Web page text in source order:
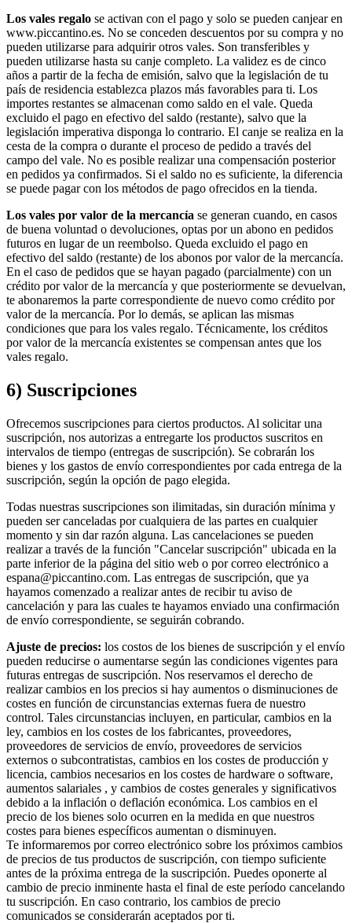
Los vales regalo se activan con el pago y solo se pueden canjear en
www.piccantino.es. No se conceden descuentos por su compra y no
pueden utilizarse para adquirir otros vales. Son transferibles y
pueden utilizarse hasta su canje completo. La validez es de cinco
años a partir de la fecha de emisión, salvo que la legislación de tu
país de residencia establezca plazos más favorables para ti. Los
importes restantes se almacenan como saldo en el vale. Queda
excluido el pago en efectivo del saldo (restante), salvo que la
legislación imperativa disponga lo contrario. El canje se realiza en la
cesta de la compra o durante el proceso de pedido a través del
campo del vale. No es posible realizar una compensación posterior
en pedidos ya confirmados. Si el saldo no es suficiente, la diferencia
se puede pagar con los métodos de pago ofrecidos en la tienda.
Los vales por valor de la mercancía se generan cuando, en casos
de buena voluntad o devoluciones, optas por un abono en pedidos
futuros en lugar de un reembolso. Queda excluido el pago en
efectivo del saldo (restante) de los abonos por valor de la mercancía.
En el caso de pedidos que se hayan pagado (parcialmente) con un
crédito por valor de la mercancía y que posteriormente se devuelvan,
te abonaremos la parte correspondiente de nuevo como crédito por
valor de la mercancía. Por lo demás, se aplican las mismas
condiciones que para los vales regalo. Técnicamente, los créditos
por valor de la mercancía existentes se compensan antes que los
vales regalo.
6) Suscripciones
Ofrecemos suscripciones para ciertos productos. Al solicitar una
suscripción, nos autorizas a entregarte los productos suscritos en
intervalos de tiempo (entregas de suscripción). Se cobrarán los
bienes y los gastos de envío correspondientes por cada entrega de la
suscripción, según la opción de pago elegida.
Todas nuestras suscripciones son ilimitadas, sin duración mínima y
pueden ser canceladas por cualquiera de las partes en cualquier
momento y sin dar razón alguna. Las cancelaciones se pueden
realizar a través de la función "Cancelar suscripción" ubicada en la
parte inferior de la página del sitio web o por correo electrónico a
espana@piccantino.com. Las entregas de suscripción, que ya
hayamos comenzado a realizar antes de recibir tu aviso de
cancelación y para las cuales te hayamos enviado una confirmación
de envío correspondiente, se seguirán cobrando.
Ajuste de precios: los costos de los bienes de suscripción y el envío
pueden reducirse o aumentarse según las condiciones vigentes para
futuras entregas de suscripción. Nos reservamos el derecho de
realizar cambios en los precios si hay aumentos o disminuciones de
costes en función de circunstancias externas fuera de nuestro
control. Tales circunstancias incluyen, en particular, cambios en la
ley, cambios en los costes de los fabricantes, proveedores,
proveedores de servicios de envío, proveedores de servicios
externos o subcontratistas, cambios en los costes de producción y
licencia, cambios necesarios en los costes de hardware o software,
aumentos salariales , y cambios de costes generales y significativos
debido a la inflación o deflación económica. Los cambios en el
precio de los bienes solo ocurren en la medida en que nuestros
costes para bienes específicos aumentan o disminuyen.
Te informaremos por correo electrónico sobre los próximos cambios
de precios de tus productos de suscripción, con tiempo suficiente
antes de la próxima entrega de la suscripción. Puedes oponerte al
cambio de precio inminente hasta el final de este período cancelando
tu suscripción. En caso contrario, los cambios de precio
comunicados se considerarán aceptados por ti.